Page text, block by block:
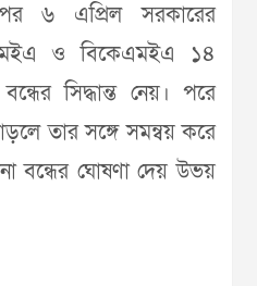
৬ এপ্রিল সরকারের
ও বিকেএমইএ ১৪
সিদ্ধান্ত নেয়। পরে
তার সঙ্গে সমন্বয় করে
বন্ধের ঘোষণা দেয় উভয়